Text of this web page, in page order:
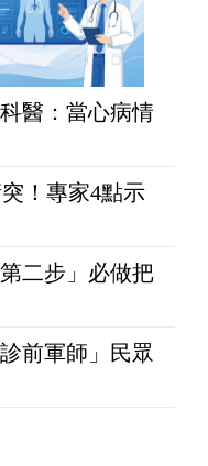
醫：當心病情
！專家4點示
二步」必做把
前軍師」民眾